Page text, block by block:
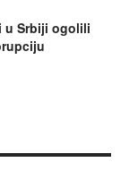
u Srbiji ogolili